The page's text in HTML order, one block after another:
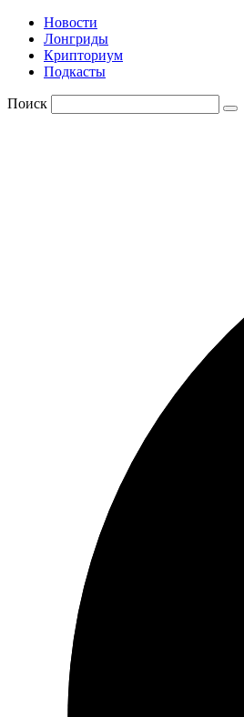
Новости
Лонгриды
Крипториум
Подкасты
Поиск